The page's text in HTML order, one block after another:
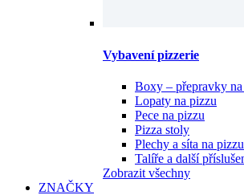
Vybavení pizzerie
Boxy – přepravky na
Lopaty na pizzu
Pece na pizzu
Pizza stoly
Plechy a síta na pizzu
Talíře a další
Zobrazit všechny
ZNAČKY